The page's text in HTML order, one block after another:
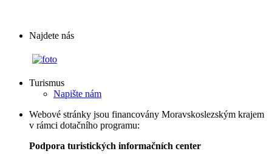
Najdete nás
Turismus
Napište nám
Webové stránky jsou financovány Moravskoslezským krajem
v rámci dotačního programu:
Podpora turistických informačních center